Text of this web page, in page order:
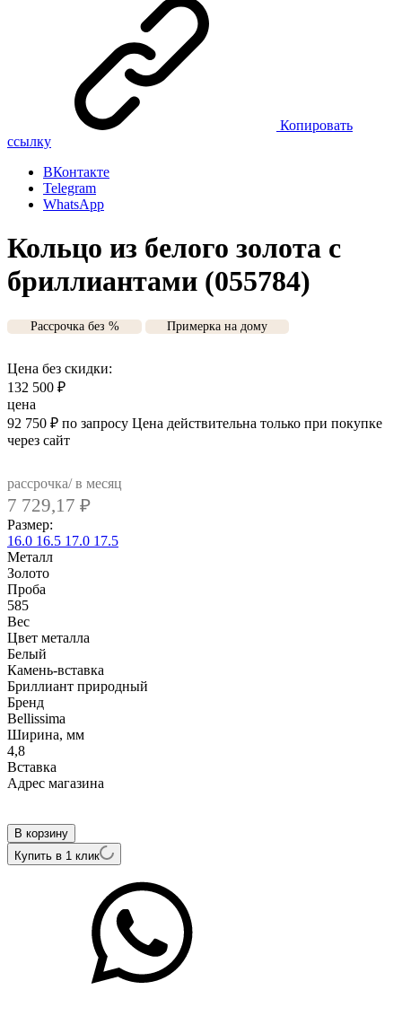
Копировать
ссылку
ВКонтакте
Telegram
WhatsApp
Кольцо из белого золота с
бриллиантами (055784)
Рассрочка без % Примерка на дому
Цена без скидки:
132 500 ₽
цена
92 750 ₽ по запросу Цена действительна только при покупке
через сайт
рассрочка/ в месяц
7 729,17 ₽
Размер:
16.0 16.5 17.0 17.5
Металл
Золото
Проба
585
Вес
Цвет металла
Белый
Камень-вставка
Бриллиант природный
Бренд
Bellissima
Ширина, мм
4,8
Вcтавка
Адрес магазина
В корзину
Купить в 1 клик